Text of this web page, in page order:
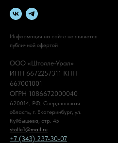
Информация на сайте не является
публичной офертой
ООО «Штолле-Урал»
ИНН 6672257311 КПП
667001001
ОГРН 1086672000040
620014, РФ, Свердловская
область, г. Екатеринбург, ул.
Куйбышева, стр. 45
stolle1@mail.ru
+7 (343) 237-30-07